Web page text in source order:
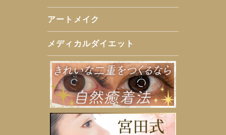
アートメイク
メディカルダイエット